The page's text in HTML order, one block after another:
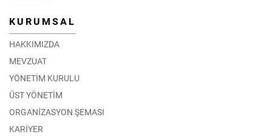
KURUMSAL
HAKKIMIZDA
MEVZUAT
YÖNETİM KURULU
ÜST YÖNETİM
ORGANİZASYON ŞEMASI
KARİYER